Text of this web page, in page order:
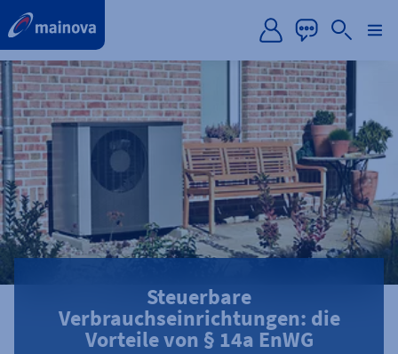
Steuerbare
Verbrauchseinrichtungen: die
Vorteile von § 14a EnWG